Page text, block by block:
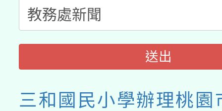
送出
三和國民小學辦理桃